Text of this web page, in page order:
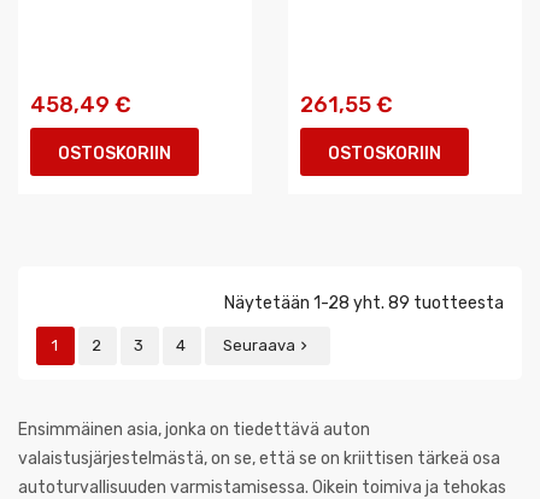
458,49 €
OSTOSKORIIN
261,55 €
OSTOSKORIIN
Näytetään 1-28 yht. 89 tuotteesta
1 2 3 4 Seuraava 
Ensimmäinen asia, jonka on tiedettävä auton
valaistusjärjestelmästä, on se, että se on kriittisen tärkeä osa
autoturvallisuuden varmistamisessa. Oikein toimiva ja tehokas